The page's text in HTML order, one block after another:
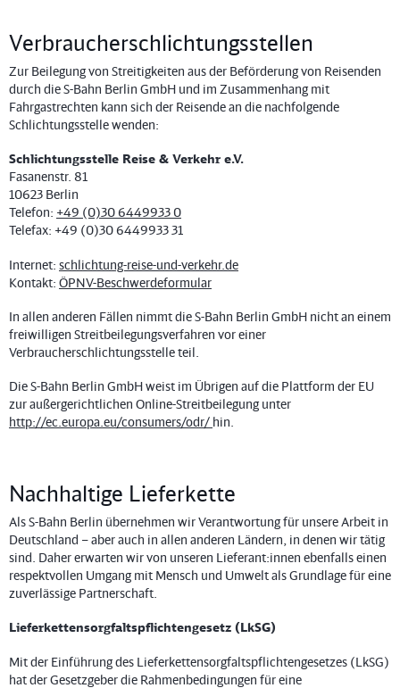
Verbraucherschlichtungsstellen
Zur Beilegung von Streitigkeiten aus der Beförderung von Reisenden
durch die S-Bahn Berlin GmbH und im Zusammenhang mit
Fahrgastrechten kann sich der Reisende an die nachfolgende
Schlichtungsstelle wenden:
Schlichtungsstelle Reise & Verkehr e.V.
Fasanenstr. 81
10623 Berlin
Telefon: +49 (0)30 6449933 0
Telefax: +49 (0)30 6449933 31
Internet: schlichtung-reise-und-verkehr.de
Kontakt: ÖPNV-Beschwerdeformular
In allen anderen Fällen nimmt die S-Bahn Berlin GmbH nicht an einem
freiwilligen Streitbeilegungsverfahren vor einer
Verbraucherschlichtungsstelle teil.
Die S-Bahn Berlin GmbH weist im Übrigen auf die Plattform der EU
zur außergerichtlichen Online-Streitbeilegung unter
http://ec.europa.eu/consumers/odr/ hin.
Nachhaltige Lieferkette
Als S-Bahn Berlin übernehmen wir Verantwortung für unsere Arbeit in
Deutschland – aber auch in allen anderen Ländern, in denen wir tätig
sind. Daher erwarten wir von unseren Lieferant:innen ebenfalls einen
respektvollen Umgang mit Mensch und Umwelt als Grundlage für eine
zuverlässige Partnerschaft.
Lieferkettensorgfaltspflichtengesetz (LkSG)
Mit der Einführung des Lieferkettensorgfaltspflichtengesetzes (LkSG)
hat der Gesetzgeber die Rahmenbedingungen für eine